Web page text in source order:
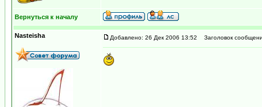
Вернуться к началу
Nasteisha Добавлено: 26 Дек 2006 13:52 Заголовок